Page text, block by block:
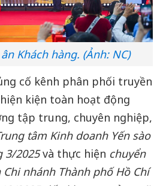
Khách hàng. (Ảnh: NC)
cố kênh phân phối truyền
kiện toàn hoạt động
tập trung, chuyên nghiệp,
tâm Kinh doanh Yến sào
3/2025và thực hiện chuyển
nhánh Thành phố Hồ Chí